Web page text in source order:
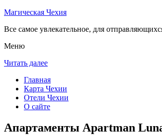
Магическая Чехия
Все самое увлекательное, для
Меню
Читать далее
Главная
Карта Чехии
Отели Чехии
О сайте
Апартаменты Apartman